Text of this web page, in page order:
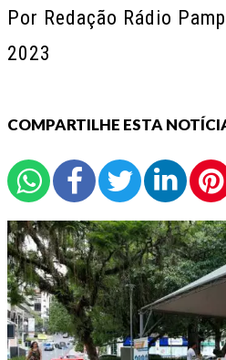
Por Redação Rádio
2023
COMPARTILHE ESTA